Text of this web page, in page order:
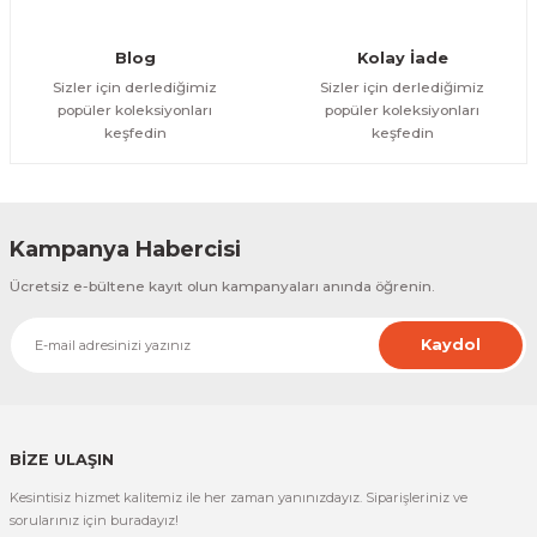
Blog
Sizler için derlediğimiz
popüler koleksiyonları
keşfedin
Kolay İade
Sizler için derlediğimiz
popüler koleksiyonları
keşfedin
Kampanya Habercisi
Ücretsiz e-bültene kayıt olun kampanyaları anında öğrenin.
Kaydol
BİZE ULAŞIN
Kesintisiz hizmet kalitemiz ile her zaman yanınızdayız. Siparişleriniz ve
sorularınız için buradayız!